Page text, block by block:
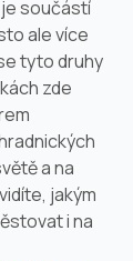
součástí
ale více
tyto druhy
zde
a na
jakým
i na